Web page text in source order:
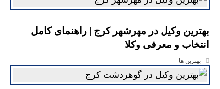
بهترین وکیل در مهرشهر کرج | راهنمای کامل
انتخاب و معرفی وکلا
بهترین ها